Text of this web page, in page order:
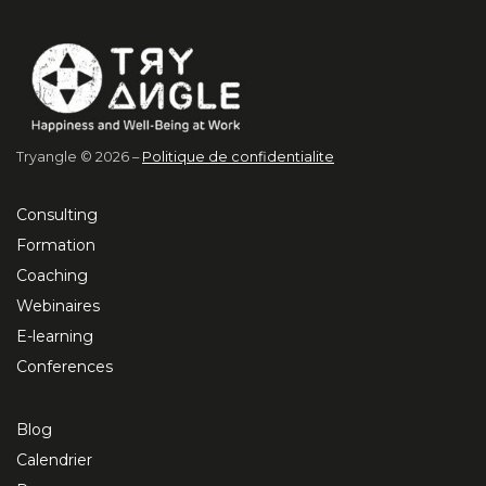
Tryangle © 2026 – Politique de confidentialite
Consulting
Formation
Coaching
Webinaires
E-learning
Conferences
Blog
Calendrier